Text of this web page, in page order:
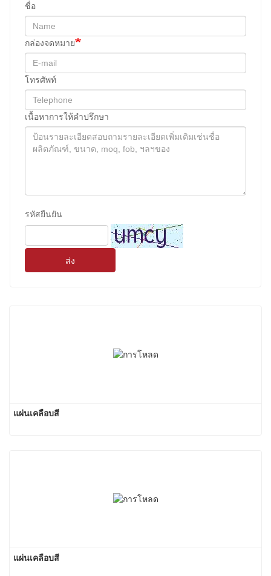
ชื่อ
กล่องจดหมาย
โทรศัพท์
เนื้อหาการให้คําปรึกษา
รหัสยืนยัน
ส่ง
แผ่นเคลือบสี
แผ่นเคลือบสี